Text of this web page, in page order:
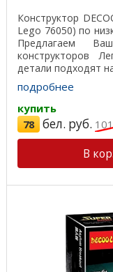
Конструктор
Lego 76050) по
Предлагаем
конструкторов
детали подходят
подробнее
купить
78 бел. руб. 101
В